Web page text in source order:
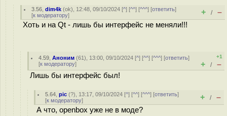
3.56 ,dim4k (ok), 12:48, 09/10/2024 [^] [^^] [^^^] [ответить]
[к модератору] + / –
Хоть и на Qt - лишь бы интерфейс не меняли!!!
4.59 ,Аноним (61), 13:00, 09/10/2024 [^] [^^] [^^^] [ответить]
[к модератору]
+1
+ / –
Лишь бы интерфейс был!
5.64 ,pic (?), 13:17, 09/10/2024 [^] [^^] [^^^] [ответить]
[к модератору] + / –
А что, openbox уже не в моде?